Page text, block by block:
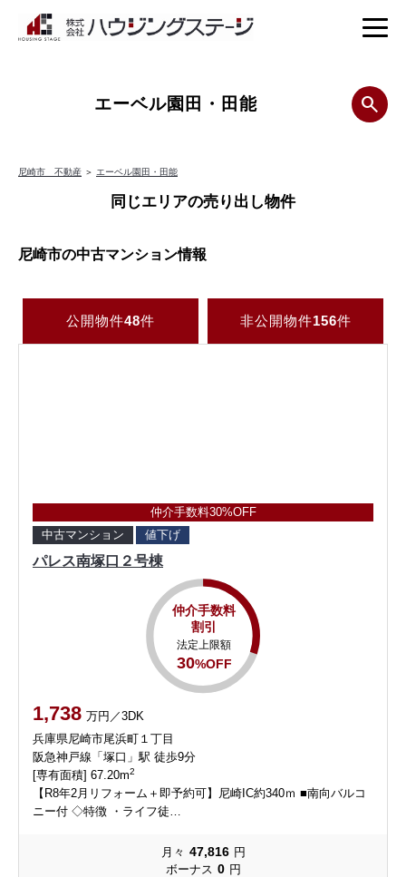
エーベル園田・田能
尼崎市 不動産 ＞ エーベル園田・田能
同じエリアの売り出し物件
尼崎市の中古マンション情報
公開物件48件 非公開物件156件
仲介手数料30%OFF
中古マンション
値下げ
パレス南塚口２号棟
仲介手数料
割引
法定上限額
30%OFF
1,738 万円／3DK
兵庫県尼崎市尾浜町１丁目
阪急神戸線「塚口」駅 徒歩9分
[専有面積] 67.20m2
【R8年2月リフォーム＋即予約可】尼崎IC約340ｍ ■南向バルコ
ニー付 ◇特徴 ・ライフ徒…
月々 47,816 円
ボーナス 0 円